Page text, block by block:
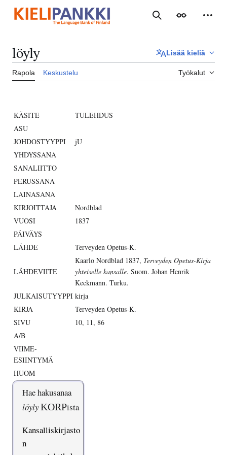
sisältöön
Haku Ulkoasu
löyly Lisää kieliä
Rapola Keskustelu Työkalut
KÄSITE
TULEHDUS
ASU
JOHDOSTYYPPI
jU
YHDYSSANA
SANALIITTO
PERUSSANA
LAINASANA
KIRJOITTAJA
Nordblad
VUOSI
1837
PÄIVÄYS
LÄHDE
Terveyden Opetus-K.
LÄHDEVIITE
Kaarlo Nordblad 1837, Terveyden Opetus-Kirja
yhteiselle kansalle. Suom. Johan Henrik
Keckmann. Turku.
JULKAISUTYYPPI kirja
KIRJA
Terveyden Opetus-K.
SIVU
10, 11, 86
A/B
VIIME-
ESIINTYMÄ
HUOM
Hae hakusanaa
löylyKORPista
Kansalliskirjasto
n